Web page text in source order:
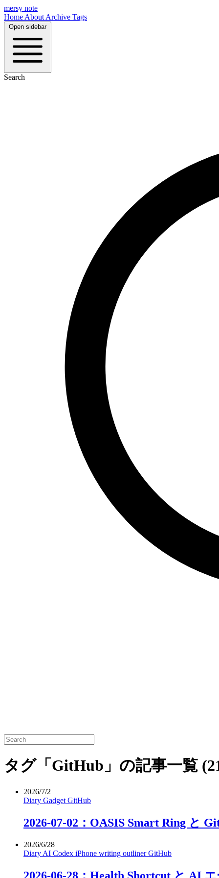
mersy note
Home About Archive Tags
Open sidebar
Search
タグ「GitHub」の記事一覧
2026/7/2
Diary Gadget GitHub
2026-07-02：OASIS Smart Ring と
2026/6/28
Diary AI Codex iPhone writing outlinerGitHub
2026-06-28：Health Shortcut と AI